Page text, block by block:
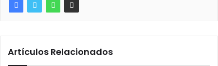
Artículos Relacionados